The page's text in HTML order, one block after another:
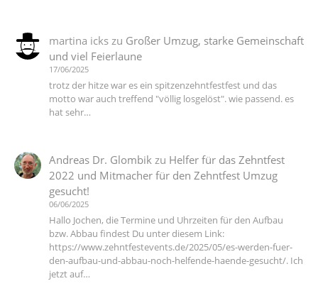
martina ickszu Großer Umzug, starke Gemeinschaft
und viel Feierlaune
17/06/2025
trotz der hitze war es ein spitzenzehntfestfest und das
motto war auch treffend "völlig losgelöst". wie passend. es
hat sehr…
Andreas Dr. Glombikzu Helfer für das Zehntfest
2022 und Mitmacher für den Zehntfest Umzug
gesucht!
06/06/2025
Hallo Jochen, die Termine und Uhrzeiten für den Aufbau
bzw. Abbau findest Du unter diesem Link:
https://www.zehntfestevents.de/2025/05/es-werden-fuer-
den-aufbau-und-abbau-noch-helfende-haende-gesucht/. Ich
jetzt auf…